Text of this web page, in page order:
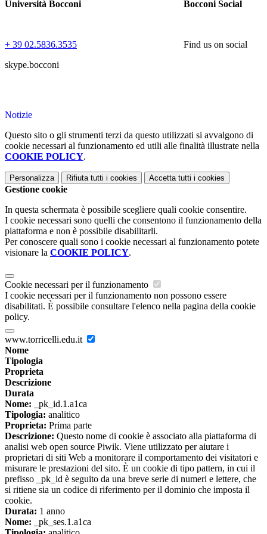
Università Bocconi
+ 39 02.5836.3535
skype.bocconi
Bocconi Social
Find us on social
Notizie
Questo sito o gli strumenti terzi da questo utilizzati si avvalgono di
cookie necessari al funzionamento ed utili alle finalità illustrate nella
COOKIE POLICY.
Personalizza Rifiuta tutti i cookies Accetta tutti i cookies
Gestione cookie
In questa schermata è possibile scegliere quali cookie consentire.
I cookie necessari sono quelli che consentono il funzionamento della
piattaforma e non è possibile disabilitarli.
Per conoscere quali sono i cookie necessari al funzionamento potete
visionare la COOKIE POLICY.
Cookie necessari per il funzionamento
I cookie necessari per il funzionamento non possono essere
disabilitati. È possibile consultare l'elenco nella pagina della cookie
policy.
www.torricelli.edu.it
Nome
Tipologia
Proprieta
Descrizione
Durata
Nome: _pk_id.1.a1ca
Tipologia: analitico
Proprieta: Prima parte
Descrizione: Questo nome di cookie è associato alla piattaforma di
analisi web open source Piwik. Viene utilizzato per aiutare i
proprietari di siti Web a monitorare il comportamento dei visitatori e
misurare le prestazioni del sito. È un cookie di tipo pattern, in cui il
prefisso _pk_id è seguito da una breve serie di numeri e lettere, che
si ritiene sia un codice di riferimento per il dominio che imposta il
cookie.
Durata: 1 anno
Nome: _pk_ses.1.a1ca